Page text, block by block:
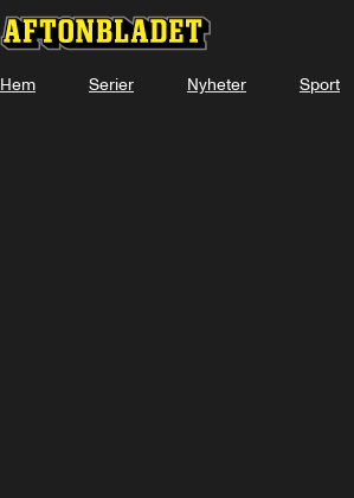
Hem Serier Nyheter Sport